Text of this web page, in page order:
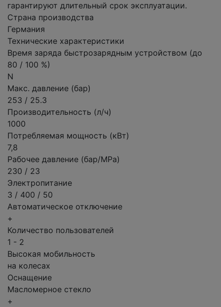
гарантируют длительный срок эксплуатации.
Страна производства
Германия
Технические характеристики
Время заряда быстрозарядным устройством (до
80 / 100 %)
N
Макс. давление (бар)
253 / 25.3
Производительность (л/ч)
1000
Потребляемая мощность (кВт)
7,8
Рабочее давление (бар/MPa)
230 / 23
Электропитание
3 / 400 / 50
Автоматическое отключение
+
Количество пользователей
1 - 2
Высокая мобильность
на колесах
Оснащение
Масломерное стекло
+